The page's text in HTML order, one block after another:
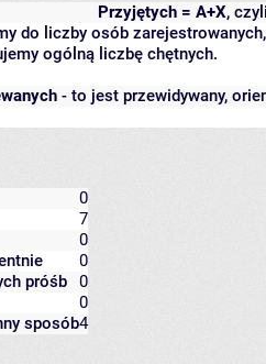
Przyjętych = A+X,
do liczby osób
ogólną liczbę chętnych.
- to jest przewidywany,
0
7
0
0
próśb
0
0
sposób4